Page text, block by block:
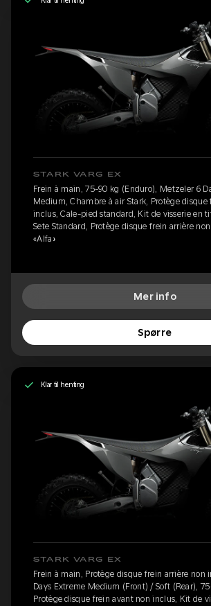
STARK VARG EX
Frein à main, 75-90 kg (Enduro), Metzeler 6
Medium, Chambre à air Stark, Protège disque
inclus, Cale-pied standard, Kit de visserie en
Sete Standard, Protège disque frein arrière
«Alfa»
Mer info
Spørre
Klar til henting
STARK VARG EX
Frein à main, Protège disque frein arrière non
Days Extreme Medium (Front) / Soft (Rear),
Protège disque frein avant non inclus, Kit de